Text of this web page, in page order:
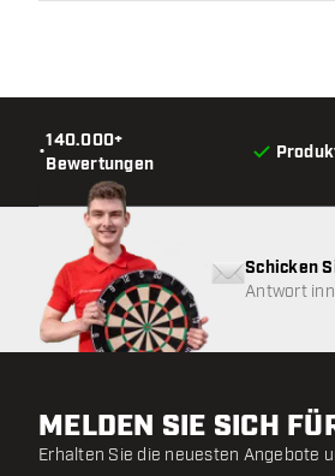
•
140.000+
Bewertungen
Schicken
Antwort
MELDEN SIE SICH
Erhalten Sie die neuesten Angebote